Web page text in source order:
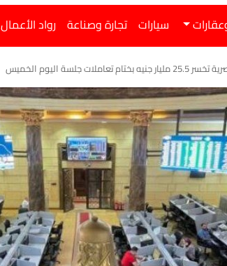
سيارات تجارة وصناعة رواد الأعمال
تعاملات جلسة اليوم الخميس